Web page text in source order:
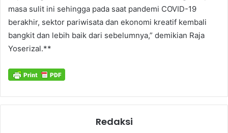
masa sulit ini sehingga pada saat pandemi COVID-19
berakhir, sektor pariwisata dan ekonomi kreatif kembali
bangkit dan lebih baik dari sebelumnya,” demikian Raja
Yoserizal.**
Redaksi